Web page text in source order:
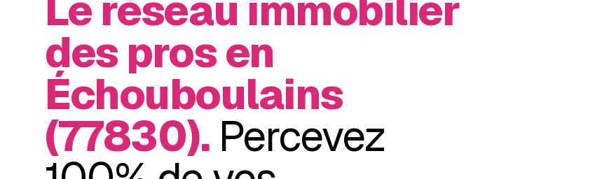
des pros en
Échouboulains
(77830). Percevez